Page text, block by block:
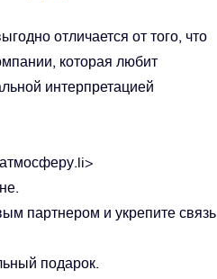
отличается от того, что
которая любит
интерпретацией
партнером и укрепите связь
подарок.